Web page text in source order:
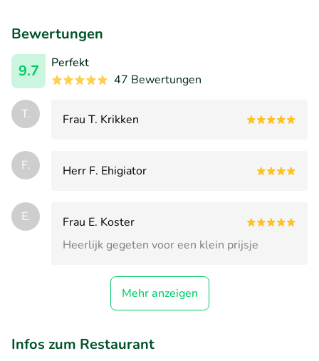
Bewertungen
9.7
Perfekt
47 Bewertungen
T. Frau T. Krikken
F. Herr F. Ehigiator
E.
Frau E. Koster
Heerlijk gegeten voor een klein prijsje
Mehr anzeigen
Infos zum Restaurant